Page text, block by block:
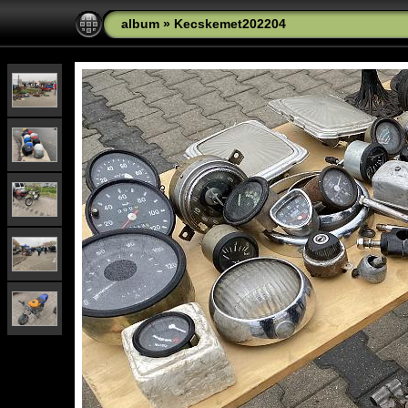
album » Kecskemet202204